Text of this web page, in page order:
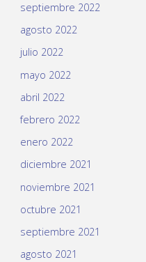
septiembre 2022
agosto 2022
julio 2022
mayo 2022
abril 2022
febrero 2022
enero 2022
diciembre 2021
noviembre 2021
octubre 2021
septiembre 2021
agosto 2021